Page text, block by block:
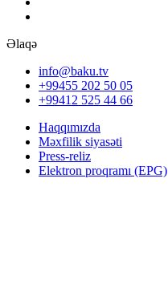
Əlaqə
info@baku.tv
+99455 202 50 05
+99412 525 44 66
Haqqımızda
Məxfilik siyasəti
Press-reliz
Elektron proqramı (EPG)